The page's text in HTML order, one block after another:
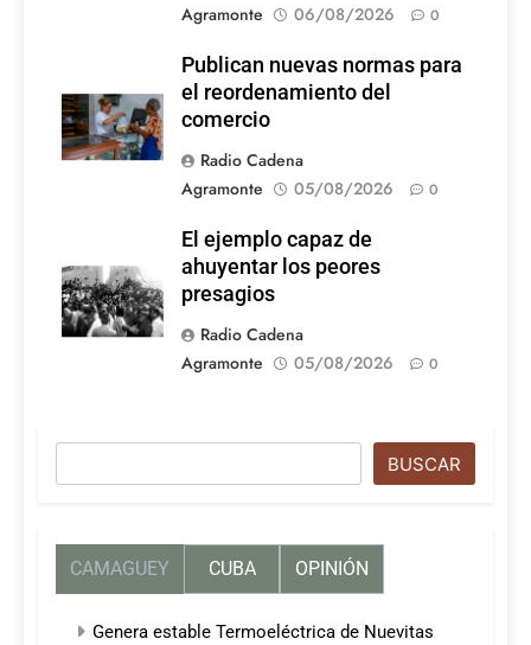
Agramonte
06/08/2026 0
Publican nuevas normas para
el reordenamiento del
comercio
Radio Cadena
Agramonte
05/08/2026 0
El ejemplo capaz de
ahuyentar los peores
presagios
Radio Cadena
Agramonte
05/08/2026 0
BUSCAR
CAMAGUEY CUBA OPINIÓN
Genera estable Termoeléctrica de Nuevitas